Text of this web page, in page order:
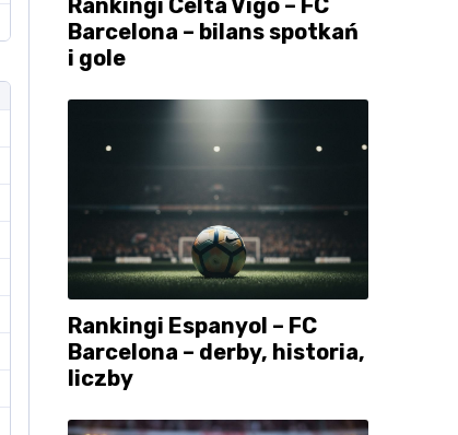
Rankingi Celta Vigo – FC
Barcelona – bilans spotkań
i gole
Rankingi Espanyol – FC
Barcelona – derby, historia,
liczby